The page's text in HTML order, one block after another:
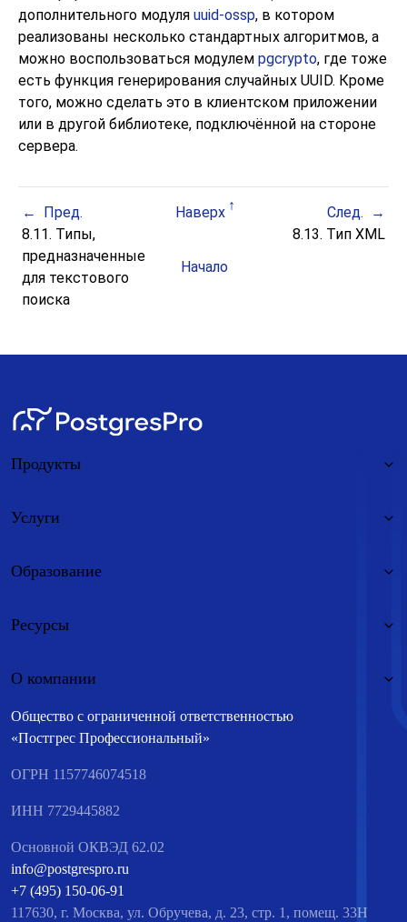
дополнительного модуля uuid-ossp, в котором
реализованы несколько стандартных алгоритмов, а
можно воспользоваться модулем pgcrypto, где тоже
есть функция генерирования случайных UUID. Кроме
того, можно сделать это в клиентском приложении
или в другой библиотеке, подключённой на стороне
сервера.
Пред. Наверх
След.
8.11. Типы,
предназначенные
для текстового
поиска
Начало
8.13. Тип XML
Общество с ограниченной ответственностью
«Постгрес Профессиональный»
ОГРН 1157746074518
ИНН 7729445882
Основной ОКВЭД 62.02
info@postgrespro.ru
+7 (495) 150-06-91
117630, г. Москва, ул. Обручева, д. 23, стр. 1, помещ. 33Н
Продукты
Услуги
Образование
Ресурсы
О компании